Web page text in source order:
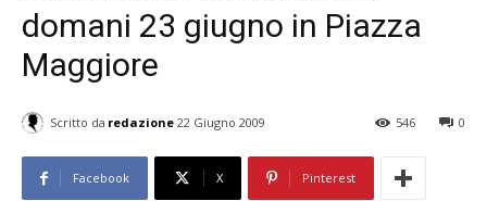
domani 23 giugno in Piazza
Maggiore
Scritto da redazione 22 Giugno 2009 0
546
Facebook X Pinterest